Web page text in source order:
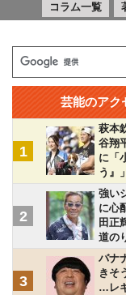
コラム一覧
芸能のアク
1
萩本
谷翔
に「
う』」
2
強い
に心
田正
道の
3
バナ
きそ
…レ